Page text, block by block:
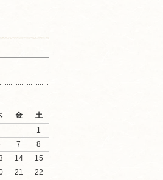
金
土
1
7
8
14
15
21
22